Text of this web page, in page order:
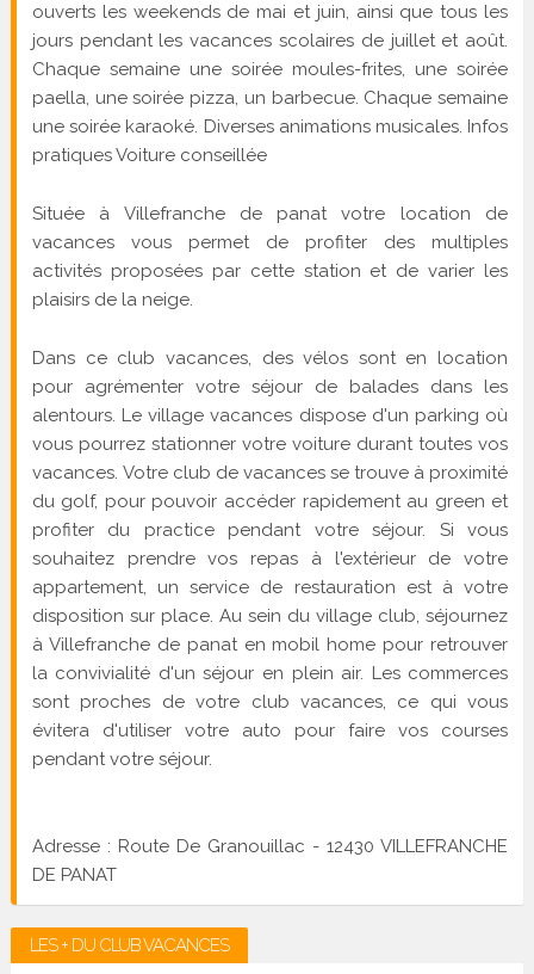
ouverts les weekends de mai et juin, ainsi que tous les
jours pendant les vacances scolaires de juillet et août.
Chaque semaine une soirée moules-frites, une soirée
paella, une soirée pizza, un barbecue. Chaque semaine
une soirée karaoké. Diverses animations musicales. Infos
pratiques Voiture conseillée
Située à Villefranche de panat votre location de
vacances vous permet de profiter des multiples
activités proposées par cette station et de varier les
plaisirs de la neige.
Dans ce club vacances, des vélos sont en location
pour agrémenter votre séjour de balades dans les
alentours. Le village vacances dispose d'un parking où
vous pourrez stationner votre voiture durant toutes vos
vacances. Votre club de vacances se trouve à proximité
du golf, pour pouvoir accéder rapidement au green et
profiter du practice pendant votre séjour. Si vous
souhaitez prendre vos repas à l'extérieur de votre
appartement, un service de restauration est à votre
disposition sur place. Au sein du village club, séjournez
à Villefranche de panat en mobil home pour retrouver
la convivialité d'un séjour en plein air. Les commerces
sont proches de votre club vacances, ce qui vous
évitera d'utiliser votre auto pour faire vos courses
pendant votre séjour.
Adresse : Route De Granouillac - 12430 VILLEFRANCHE
DE PANAT
LES + DU CLUB VACANCES